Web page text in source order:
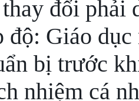
đổi phải
độ: Giáo
bị trước
nhiệm cá